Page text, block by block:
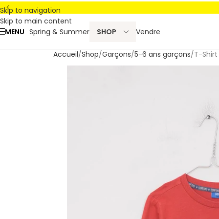
Skip to navigation
Skip to main content
MENU Spring & Summer SHOP Vendre
Accueil Shop Garçons 5-6 ans garçons T-Shirt